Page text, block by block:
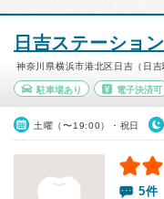
日吉ステーショ
神奈川県横浜市港北区日吉（日吉
駐車場あり 電子決済可
土曜（〜19:00）・祝日
5件